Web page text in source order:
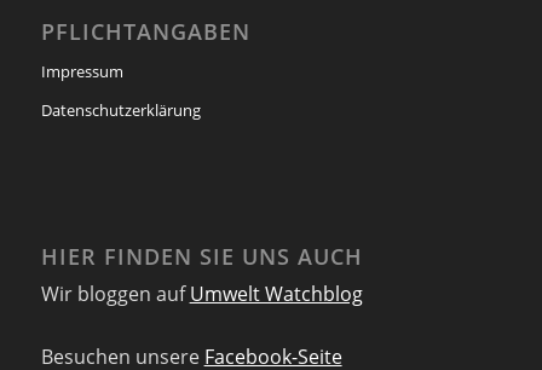
PFLICHTANGABEN
Impressum
Datenschutzerklärung
HIER FINDEN SIE UNS AUCH
Wir bloggen aufUmwelt Watchblog
Besuchen unsere Facebook-Seite